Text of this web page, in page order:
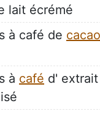
lait écrémé
à café de cacao
à café d'